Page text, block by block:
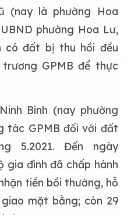
(nay là phường Hoa
phường Hoa Lư,
có đất bị thu hồi đều
GPMB để thực
Bình (nay phường
tác GPMB đối với đất
5.2021. Đến ngày
gia đình đã chấp hành
tiền bồi thường, hỗ
mặt bằng; còn 29